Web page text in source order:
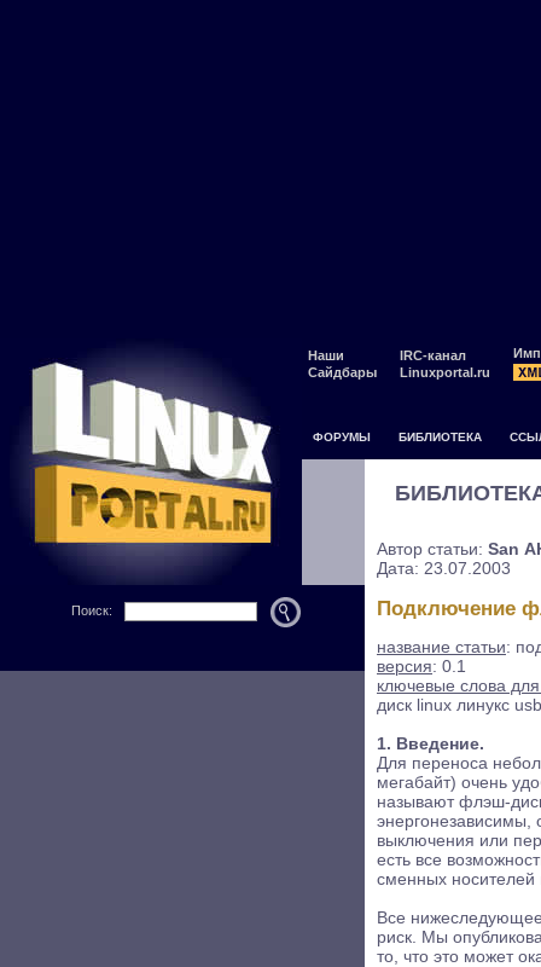
Наши
Сайдбары
IRC-канал
Linuxportal.ru
ФОРУМЫ БИБЛИОТЕКА
Поиск:
Автор статьи: San
Дата: 23.07.2003
Подключение
название статьи:
версия: 0.1
ключевые слова
диск linux линукс usb
1. Введение.
Для переноса
мегабайт) очень
называют флэш-
энергонезависимы,
выключения или
есть все
сменных
Все нижеследующее
риск. Мы
то, что это может